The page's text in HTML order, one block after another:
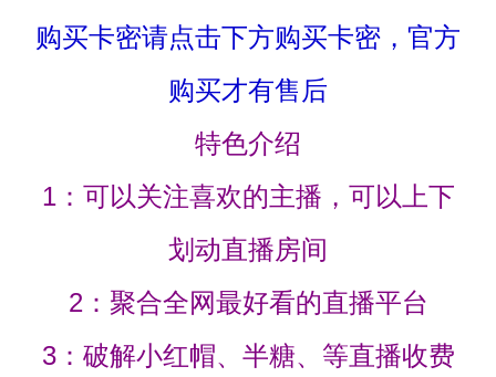
购买卡密请点击下方购买卡密，官方
购买才有售后
特色介绍
1：可以关注喜欢的主播，可以上下
划动直播房间
2：聚合全网最好看的直播平台
3：破解小红帽、半糖、等直播收费